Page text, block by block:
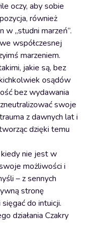
oczy, aby sobie
również
„studni marzeń”.
współczesnej
marzeniem.
jakie są, bez
osądów
bez wydawania
swoje
z dawnych lat i
dzięki temu
kiedy nie jest w
możliwości i
– z sennych
stronę
do intuicji.
działania Czakry